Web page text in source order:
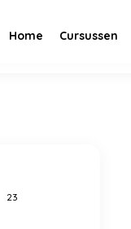
Home Cursussen
23